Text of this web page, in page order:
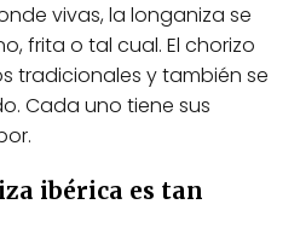
vivas, la longaniza se
frita o tal cual. El chorizo
tradicionales y también se
Cada uno tiene sus
ibérica es tan